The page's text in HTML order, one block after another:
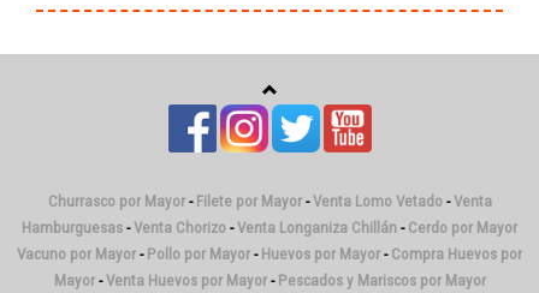
Churrasco por Mayor- Filete por Mayor-Venta Lomo Vetado-Venta
Hamburguesas -Venta Chorizo -Venta Longaniza Chillán - Cerdo por Mayor
Vacuno por Mayor - Pollo por Mayor - Huevos por Mayor - Compra Huevos por
Mayor-Venta Huevos por Mayor- Pescados y Mariscos por Mayor